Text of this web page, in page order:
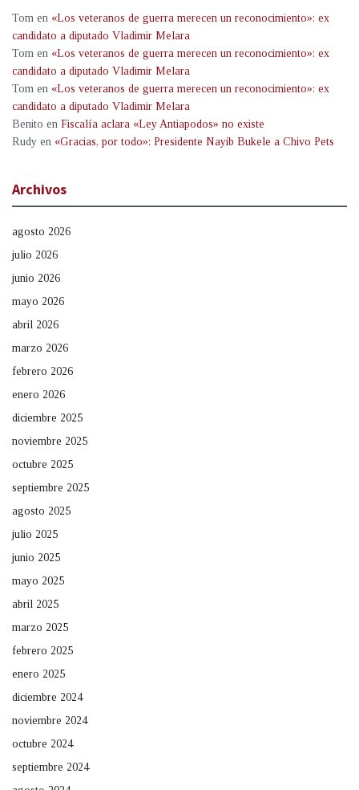
Tom en «Los veteranos de guerra merecen un reconocimiento»: ex
candidato a diputado Vladimir Melara
Tom en «Los veteranos de guerra merecen un reconocimiento»: ex
candidato a diputado Vladimir Melara
Tom en «Los veteranos de guerra merecen un reconocimiento»: ex
candidato a diputado Vladimir Melara
Benito en Fiscalía aclara «Ley Antiapodos» no existe
Rudy en «Gracias, por todo»: Presidente Nayib Bukele a Chivo Pets
Archivos
agosto 2026
julio 2026
junio 2026
mayo 2026
abril 2026
marzo 2026
febrero 2026
enero 2026
diciembre 2025
noviembre 2025
octubre 2025
septiembre 2025
agosto 2025
julio 2025
junio 2025
mayo 2025
abril 2025
marzo 2025
febrero 2025
enero 2025
diciembre 2024
noviembre 2024
octubre 2024
septiembre 2024